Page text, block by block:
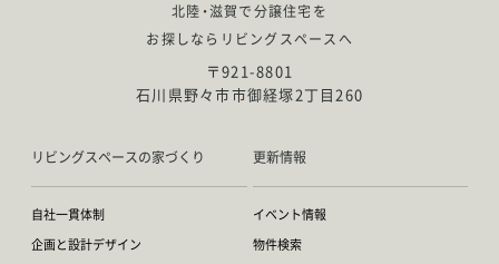
北陸・滋賀で分譲住宅を
お探しならリビングスペースへ
〒921-8801
石川県野々市市御経塚2丁目260
リビングスペースの家づくり
自社一貫体制
企画と設計デザイン
更新情報
イベント情報
物件検索